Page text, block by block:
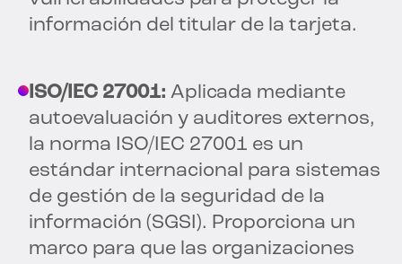
información del titular de la tarjeta.
ISO/IEC 27001: Aplicada mediante
autoevaluación y auditores externos,
la norma ISO/IEC 27001 es un
estándar internacional para sistemas
de gestión de la seguridad de la
información (SGSI). Proporciona un
marco para que las organizaciones